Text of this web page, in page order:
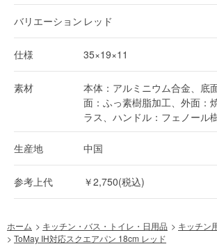
バリエーション レッド
仕様 35×19×11
素材
本体：アルミニウム合金、底
面：ふっ素樹脂加工、外面：
ラス、ハンドル：フェノール
生産地 中国
参考上代 ￥2,750(税込)
ホーム > キッチン・バス・トイレ・日用品 > キッチン
> ToMay IH対応スクエアパン 18cm レッド